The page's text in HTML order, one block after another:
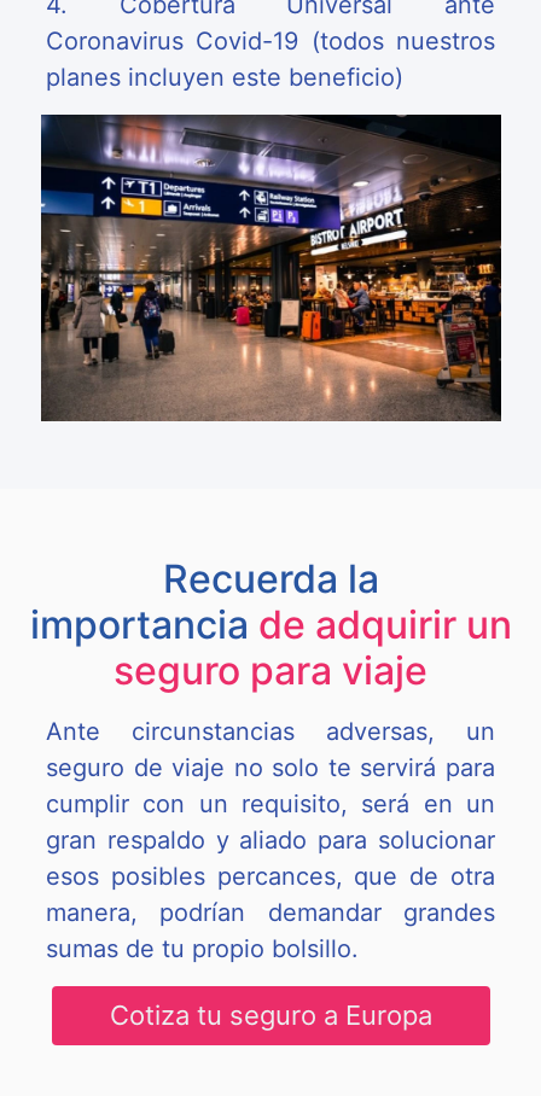
Coronavirus Covid-19 (todos nuestros
planes incluyen este beneficio)
Recuerda la
importancia de adquirir un
seguro para viaje
Ante circunstancias adversas, un
seguro de viaje no solo te servirá para
cumplir con un requisito, será en un
gran respaldo y aliado para solucionar
esos posibles percances, que de otra
manera, podrían demandar grandes
sumas de tu propio bolsillo.
Cotiza tu seguro a Europa